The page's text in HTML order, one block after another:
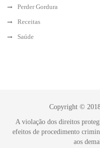
Perder Gordura
Receitas
Saúde
Copyright ©
A violação dos direitos
efeitos de procedimento
aos